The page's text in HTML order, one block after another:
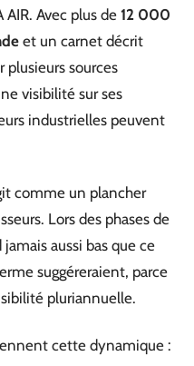
AIR. Avec plus de 12 000
et un carnet décrit
plusieurs sources
visibilité sur ses
industrielles peuvent
comme un plancher
Lors des phases de
aussi bas que ce
suggéreraient, parce
pluriannuelle.
cette dynamique :